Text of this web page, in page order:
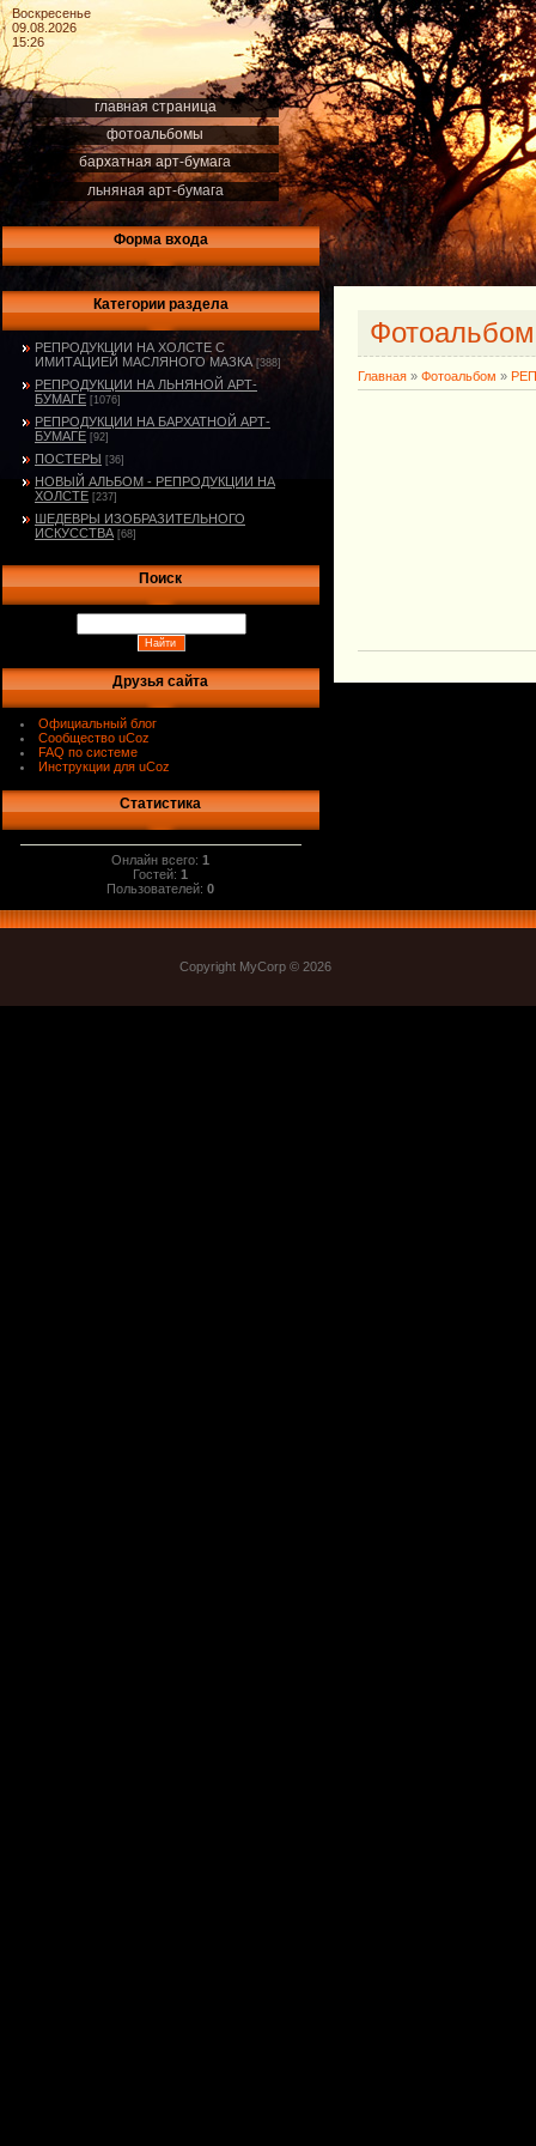
Воскресенье
09.08.2026
15:26
главная страница
фотоальбомы
бархатная арт-бумага
льняная арт-бумага
Форма входа
Категории раздела
РЕПРОДУКЦИИ НА ХОЛСТЕ С
ИМИТАЦИЕЙ МАСЛЯНОГО МАЗКА [388]
РЕПРОДУКЦИИ НА ЛЬНЯНОЙ АРТ-
БУМАГЕ [1076]
РЕПРОДУКЦИИ НА БАРХАТНОЙ АРТ-
БУМАГЕ [92]
ПОСТЕРЫ [36]
НОВЫЙ АЛЬБОМ - РЕПРОДУКЦИИ НА
ХОЛСТЕ [237]
ШЕДЕВРЫ ИЗОБРАЗИТЕЛЬНОГО
ИСКУССТВА [68]
Поиск
Друзья сайта
Официальный блог
Сообщество uCoz
FAQ по системе
Инструкции для uCoz
Статистика
Онлайн всего:1
Гостей:1
Пользователей:0
Главная » Фотоальбом »
Copyright MyCorp © 2026